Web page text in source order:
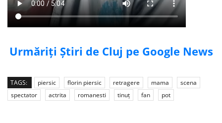
Urmăriți Știri de Cluj pe Google News
TAGS: piersic florin piersic retragere mama
scena
spectator
actrita romanesti tinuţ fan pot